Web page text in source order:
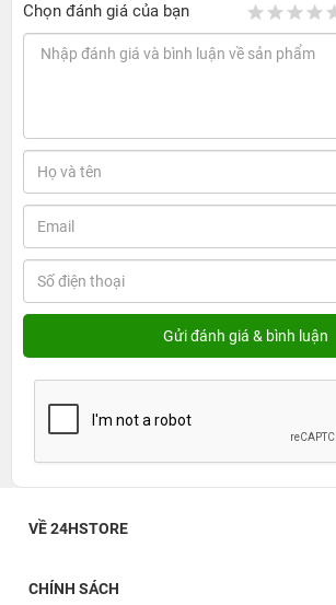
Chọn đánh giá của bạn
VỀ 24HSTORE
CHÍNH SÁCH